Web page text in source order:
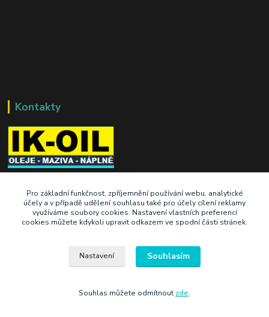
Kontakty
+420 603 345 409
prodej@ik-oil.cz
Pro základní funkčnost, zpříjemnění používání webu, analytické
účely a v případě udělení souhlasu také pro účely cílení reklamy
využíváme soubory cookies. Nastavení vlastních preferencí
cookies můžete kdykoli upravit odkazem ve spodní části stránek.
Nastavení Souhlasím
Souhlas můžete odmítnout zde.